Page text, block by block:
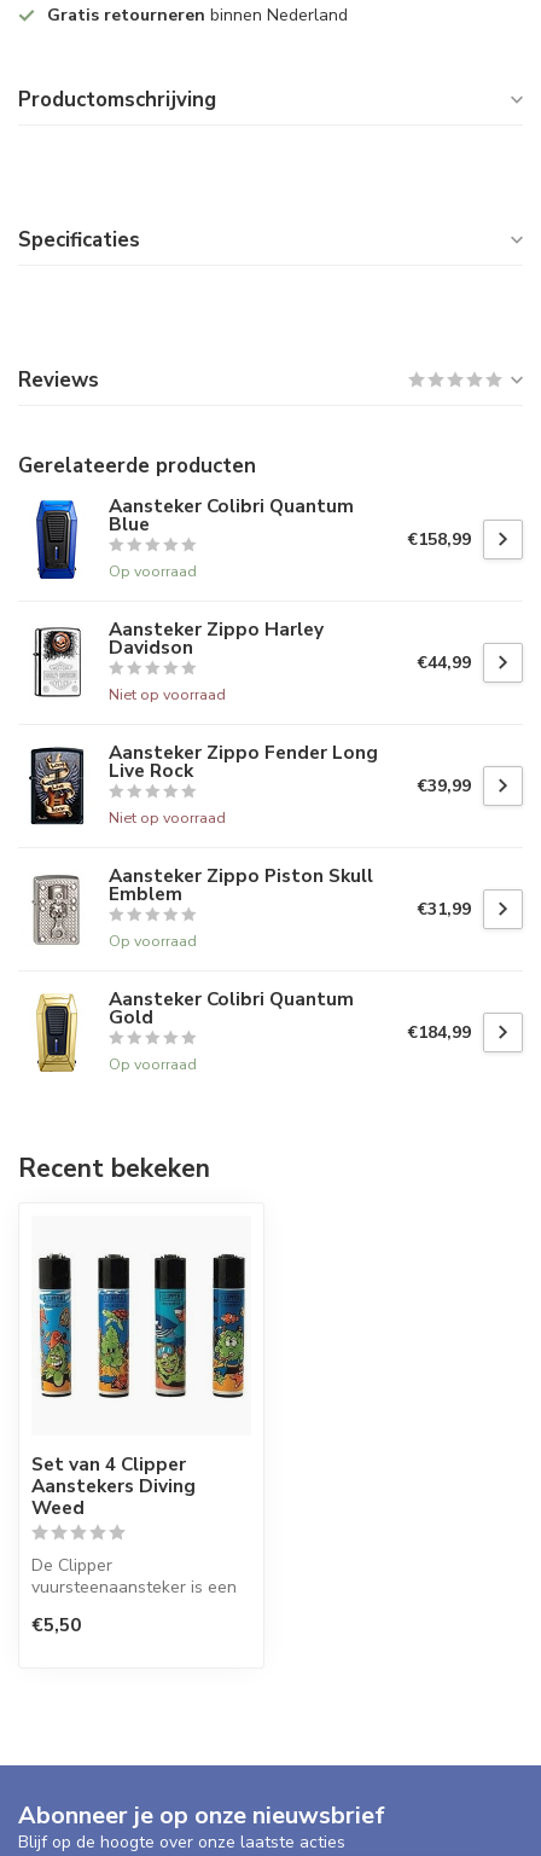
Gratis retourneren binnen Nederland
Productomschrijving
Specificaties
Reviews
Gerelateerde producten
Aansteker Colibri Quantum
Blue
Op voorraad
€158,99
Aansteker Zippo Harley
Davidson
Niet op voorraad
€44,99
Aansteker Zippo Fender Long
Live Rock
Niet op voorraad
€39,99
Aansteker Zippo Piston Skull
Emblem
Op voorraad
€31,99
Aansteker Colibri Quantum
Gold
Op voorraad
€184,99
Recent bekeken
Set van 4 Clipper
Aanstekers Diving
Weed
De Clipper
vuursteenaansteker is een
perfecte kwaliteit.
€5,50
Abonneer je op onze nieuwsbrief
Blijf op de hoogte over onze laatste acties